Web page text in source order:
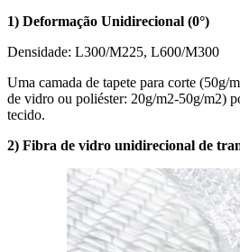
1) Deformação Unidirecional (0°)
Densidade: L300/M225, L600/M300
Uma camada de tapete para corte (50g/
de vidro ou poliéster: 20g/m2-50g/m2)
tecido.
2) Fibra de vidro unidirecional de